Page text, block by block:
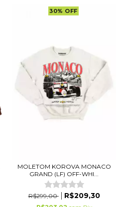
30% OFF
MOLETOM KOROVA MONACO
GRAND (LF) OFF-WHI...
R$299,00 R$209,30